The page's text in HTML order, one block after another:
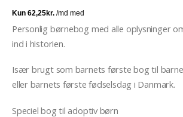
Personlig børnebog med alle oplysninger
ind i historien.
Især brugt som barnets første bog til
eller barnets første fødselsdag i Danmark.
Speciel bog til adoptiv børn